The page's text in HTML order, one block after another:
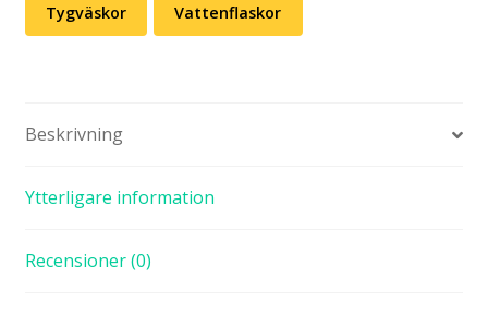
Tygväskor Vattenflaskor
Beskrivning
Ytterligare information
Recensioner (0)